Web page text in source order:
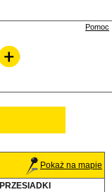
Pomoc
Pokaż na mapie
PRZESIADKI